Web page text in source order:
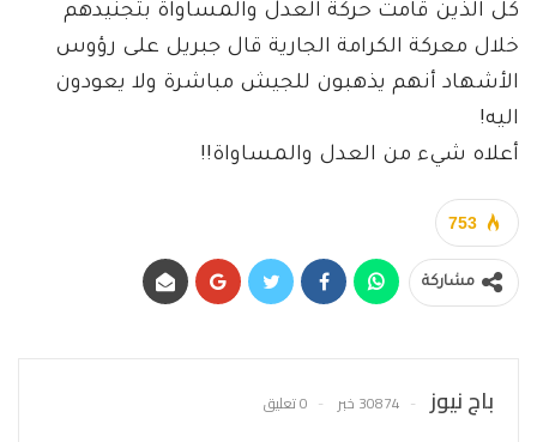
كل الذين قامت حركة العدل والمساواة بتجنيدهم
خلال معركة الكرامة الجارية قال جبريل على رؤوس
الأشهاد أنهم يذهبون للجيش مباشرة ولا يعودون
اليه!
أعلاه شيء من العدل والمساواة!!
753
مشاركة
باج نيوز 30874 خبر 0 تعليق